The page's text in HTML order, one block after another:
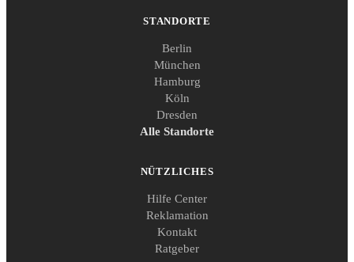
STANDORTE
Berlin
München
Hamburg
Köln
Dresden
Alle Standorte
NÜTZLICHES
Hilfe Center
Reklamation
Kontakt
Ratgeber